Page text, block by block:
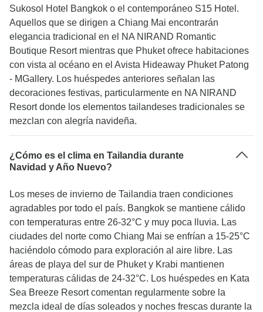
Sukosol Hotel Bangkok o el contemporáneo S15 Hotel.
Aquellos que se dirigen a Chiang Mai encontrarán
elegancia tradicional en el NA NIRAND Romantic
Boutique Resort mientras que Phuket ofrece habitaciones
con vista al océano en el Avista Hideaway Phuket Patong
- MGallery. Los huéspedes anteriores señalan las
decoraciones festivas, particularmente en NA NIRAND
Resort donde los elementos tailandeses tradicionales se
mezclan con alegría navideña.
¿Cómo es el clima en Tailandia durante
Navidad y Año Nuevo?
Los meses de invierno de Tailandia traen condiciones
agradables por todo el país. Bangkok se mantiene cálido
con temperaturas entre 26-32°C y muy poca lluvia. Las
ciudades del norte como Chiang Mai se enfrían a 15-25°C
haciéndolo cómodo para exploración al aire libre. Las
áreas de playa del sur de Phuket y Krabi mantienen
temperaturas cálidas de 24-32°C. Los huéspedes en Kata
Sea Breeze Resort comentan regularmente sobre la
mezcla ideal de días soleados y noches frescas durante la